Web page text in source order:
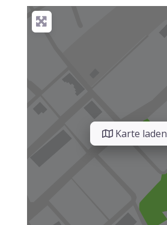
Karte laden